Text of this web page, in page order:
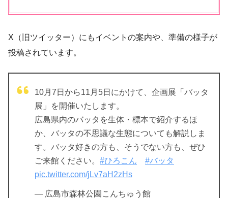
X（旧ツイッター）にもイベントの案内や、準備の様子が
投稿されています。
10月7日から11月5日にかけて、企画展「バッタ
展」を開催いたします。
広島県内のバッタを生体・標本で紹介するほ
か、バッタの不思議な生態についても解説しま
す。バッタ好きの方も、そうでない方も、ぜひ
ご来館ください。 #ひろこん
#バッタ
pic.twitter.com/jLv7aH2zHs
— 広島市森林公園こんちゅう館